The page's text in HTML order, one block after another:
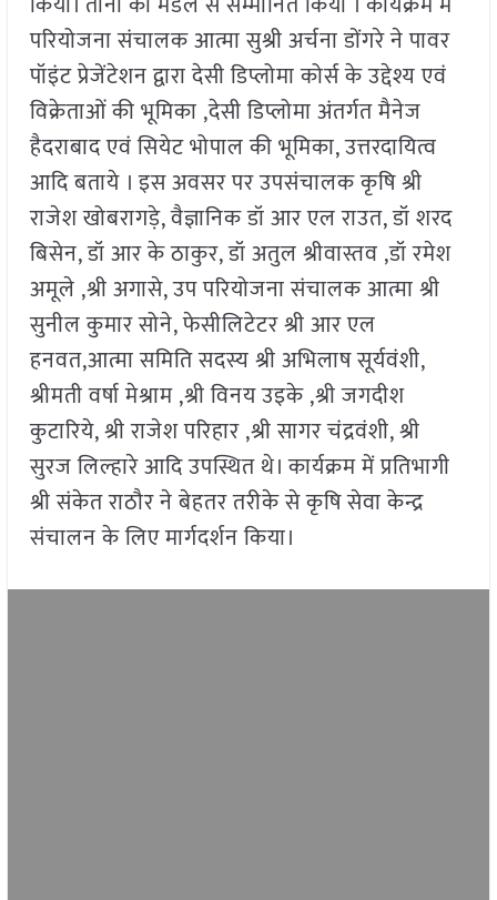
परियोजना संचालक आत्मा सुश्री अर्चना डोंगरे ने पावर
पॉइंट प्रेजेंटेशन द्वारा देसी डिप्लोमा कोर्स के उद्देश्य एवं
विक्रेताओं की भूमिका ,देसी डिप्लोमा अंतर्गत मैनेज
हैदराबाद एवं सियेट भोपाल की भूमिका, उत्तरदायित्व
आदि बताये । इस अवसर पर उपसंचालक कृषि श्री
राजेश खोबरागड़े, वैज्ञानिक डॉ आर एल राउत, डॉ शरद
बिसेन, डॉ आर के ठाकुर, डॉ अतुल श्रीवास्तव ,डॉ रमेश
अमूले ,श्री अगासे, उप परियोजना संचालक आत्मा श्री
सुनील कुमार सोने, फेसीलिटेटर श्री आर एल
हनवत,आत्मा समिति सदस्य श्री अभिलाष सूर्यवंशी,
श्रीमती वर्षा मेश्राम ,श्री विनय उइके ,श्री जगदीश
कुटारिये, श्री राजेश परिहार ,श्री सागर चंद्रवंशी, श्री
सुरज लिल्हारे आदि उपस्थित थे। कार्यक्रम में प्रतिभागी
श्री संकेत राठौर ने बेहतर तरीके से कृषि सेवा केन्द्र
संचालन के लिए मार्गदर्शन किया।